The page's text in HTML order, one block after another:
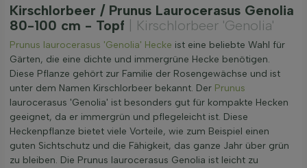
Kirschlorbeer / Prunus Laurocerasus Genolia
80-100 cm - Topf
| Kirschlorbeer 'Genolia'
Prunus laurocerasus 'Genolia' Hecke ist eine beliebte Wahl für
Gärten, die eine dichte und immergrüne Hecke benötigen.
Diese Pflanze gehört zur Familie der Rosengewächse und ist
unter dem Namen Kirschlorbeer bekannt. Der Prunus
laurocerasus 'Genolia' ist besonders gut für kompakte Hecken
geeignet, da er immergrün und pflegeleicht ist. Diese
Heckenpflanze bietet viele Vorteile, wie zum Beispiel einen
guten Sichtschutz und die Fähigkeit, das ganze Jahr über grün
zu bleiben. Die Prunus laurocerasus Genolia ist leicht zu